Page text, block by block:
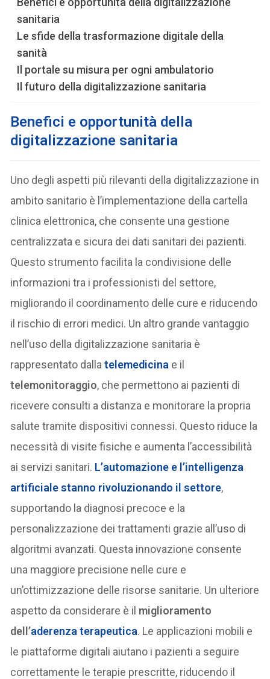
sanitaria
Le sfide della trasformazione digitale della
sanità
Il portale su misura per ogni ambulatorio
Il futuro della digitalizzazione sanitaria
Benefici e opportunità della
digitalizzazione sanitaria
Uno degli aspetti più rilevanti della digitalizzazione in
ambito sanitario è l’implementazione della cartella
clinica elettronica, che consente una gestione
centralizzata e sicura dei dati sanitari dei pazienti.
Questo strumento facilita la condivisione delle
informazioni tra i professionisti del settore,
migliorando il coordinamento delle cure e riducendo
il rischio di errori medici. Un altro grande vantaggio
nell’uso della digitalizzazione sanitaria è
rappresentato dallatelemedicina e il
telemonitoraggio, che permettono ai pazienti di
ricevere consulti a distanza e monitorare la propria
salute tramite dispositivi connessi. Questo riduce la
necessità di visite fisiche e aumenta l’accessibilità
ai servizi sanitari. L’automazione e l’intelligenza
artificialestanno rivoluzionando il settore,
supportando la diagnosi precoce e la
personalizzazione dei trattamenti grazie all’uso di
algoritmi avanzati. Questa innovazione consente
una maggiore precisione nelle cure e
un’ottimizzazione delle risorse sanitarie. Un ulteriore
aspetto da considerare è il miglioramento
dell’aderenza terapeutica. Le applicazioni mobili e
le piattaforme digitali aiutano i pazienti a seguire
correttamente le terapie prescritte, riducendo il